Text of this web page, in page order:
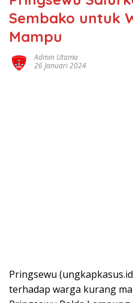
Sembako untuk
Mampu
Admin Utama
26 Januari 2024
Pringsewu
terhadap warga kurang